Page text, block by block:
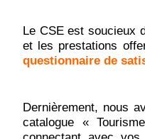
Le CSE est soucieux
et les prestations
questionnaire de
Dernièrement, nous
catalogue «